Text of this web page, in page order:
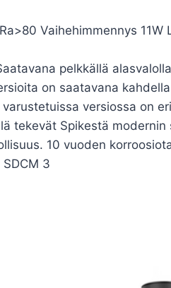
Vaihehimmennys
pelkkällä
on saatavana
versiossa on
tekevät Spikestä
10 vuoden
3